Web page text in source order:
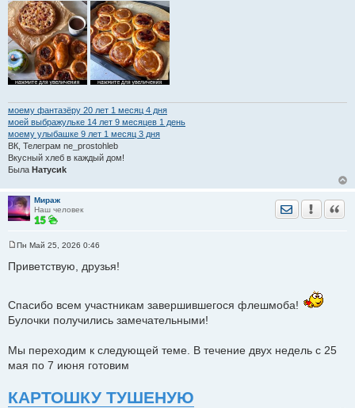
н
и
е
моему фантазёру 20 лет 1 месяц 4 дня
моей выбражульке 14 лет 9 месяцев 1 день
моему улыбашке 9 лет 1 месяц 3 дня
ВК, Телеграм ne_prostohleb
Вкусный хлеб в каждый дом!
Была Натусиk
Мираж
Наш человек
Отправить
о
н
и
е
Пн Май 25, 2026 0:46
Приветствую, друзья!
Спасибо всем участникам завершившегося флешмоба!
Булочки получились замечательными!
Мы переходим к следующей теме. В течение двух недель с 25
мая по 7 июня готовим
КАРТОШКУ ТУШЕНУЮ